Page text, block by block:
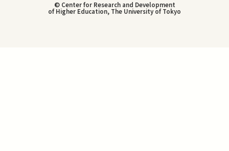
© Center for Research and Development
of Higher Education, The University of Tokyo